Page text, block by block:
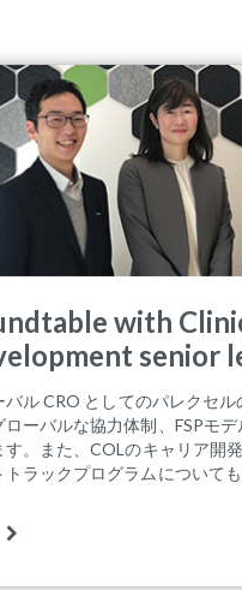
with
senior
バル CRO としてのパレクセル
ローバルな協力体制、FSPモ
す。また、COLのキャリア開
トラックプログラムについても